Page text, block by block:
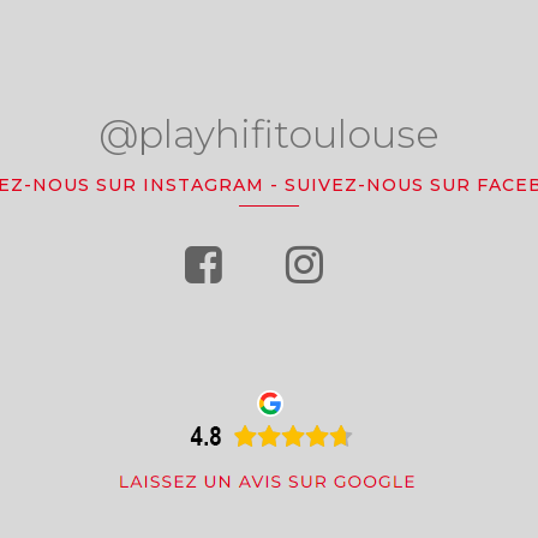
@playhifitoulouse
NOUS SUR INSTAGRAM - SUIVEZ-NOUS SUR